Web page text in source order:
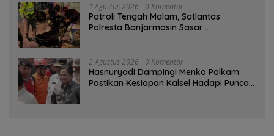
1 Agustus 2026 0 Komentar
Patroli Tengah Malam, Satlantas
Polresta Banjarmasin Sasar
2 Agustus 2026 0 Komentar
Hasnuryadi Dampingi Menko Polkam
Pastikan Kesiapan Kalsel Hadapi Puncak